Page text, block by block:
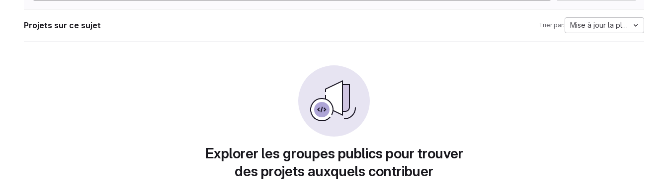
Projets sur ce sujet Trier par: Mise à jour la plus ancienne
Explorer les groupes publics pour trouver
des projets auxquels contribuer